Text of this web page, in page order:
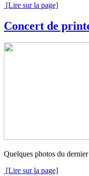
[Lire sur la page]
Concert de
Quelques photos du
[Lire sur la page]